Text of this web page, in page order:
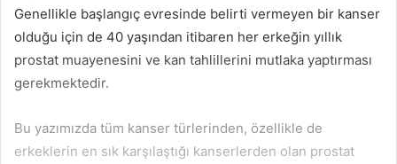
Genellikle başlangıç evresinde belirti vermeyen bir kanser
olduğu için de 40 yaşından itibaren her erkeğin yıllık
prostat muayenesini ve kan tahlillerini mutlaka yaptırması
gerekmektedir.
Bu yazımızda tüm kanser türlerinden, özellikle de
erkeklerin en sık karşılaştığı kanserlerden olan prostat